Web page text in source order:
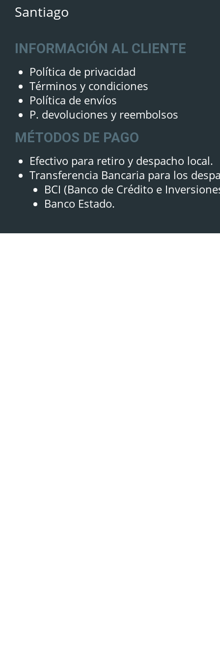
Santiago
INFORMACIÓN AL CLIENTE
Política de privacidad
Términos y condiciones
Política de envíos
P. devoluciones y reembolsos
MÉTODOS DE PAGO
Efectivo para retiro y despacho local.
Transferencia Bancaria para los
BCI (Banco de Crédito e
Banco Estado.